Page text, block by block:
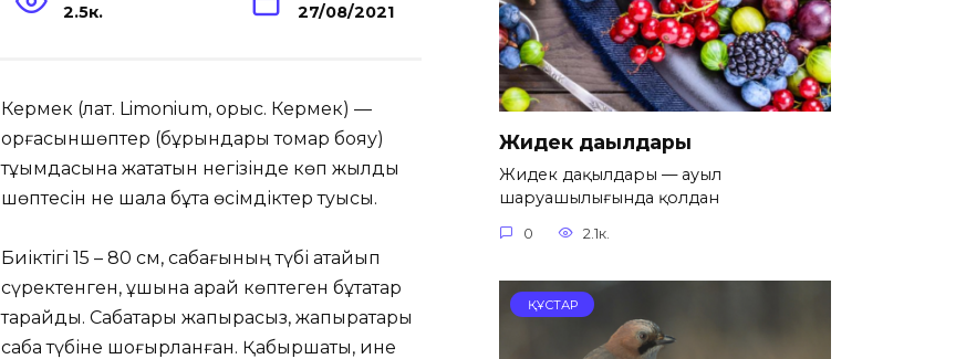
2.5к. 27/08/2021
Кермек (лат. Limonium, орыс. Кермек) —
қорғасыншөптер (бұрындары томар бояу)
тұқымдасына жататын негізінде көп жылдық
шөптесін не шала бұта өсімдіктер туысы.
Биіктігі 15 – 80 см, сабағының түбі қатайып
сүректенген, ұшына қарай көптеген бұтақтар
тарайды. Сабақтары жапырақсыз, жапырақтары
сабақ түбіне шоғырланған. Қабыршақты, ине
Жидек дақылдары
Жидек дақылдары — ауыл
шаруашылығында қолдан
0 2.1к.
ҚҰСТАР